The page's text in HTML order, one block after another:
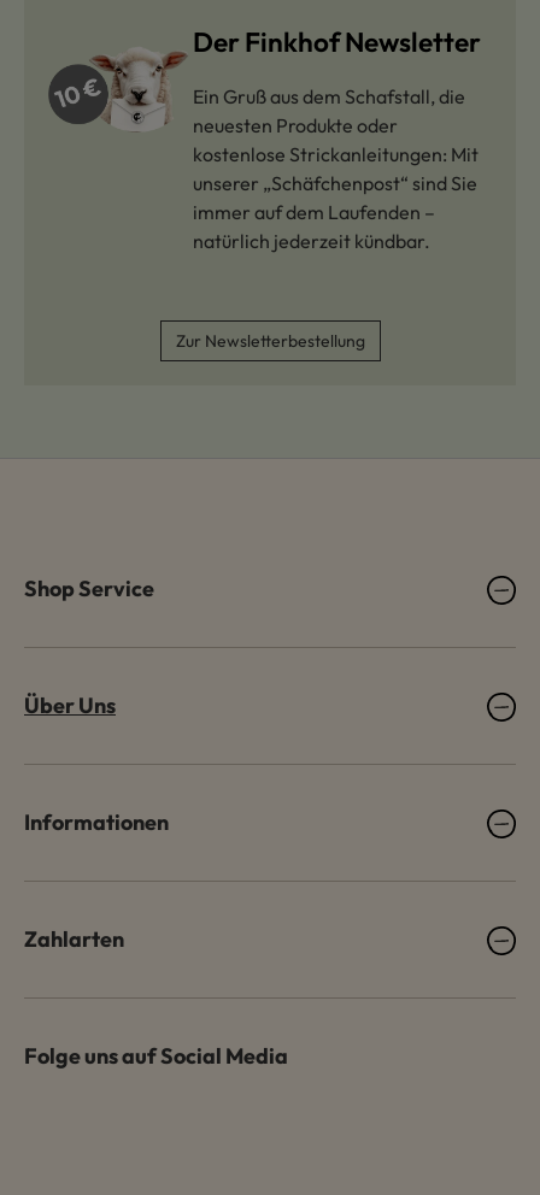
Der Finkhof Newsletter
Ein Gruß aus dem Schafstall, die
neuesten Produkte oder
kostenlose Strickanleitungen: Mit
unserer „Schäfchenpost“ sind Sie
immer auf dem Laufenden –
natürlich jederzeit kündbar.
Zur Newsletterbestellung
Shop Service
Über Uns
Informationen
Zahlarten
Folge uns auf Social Media